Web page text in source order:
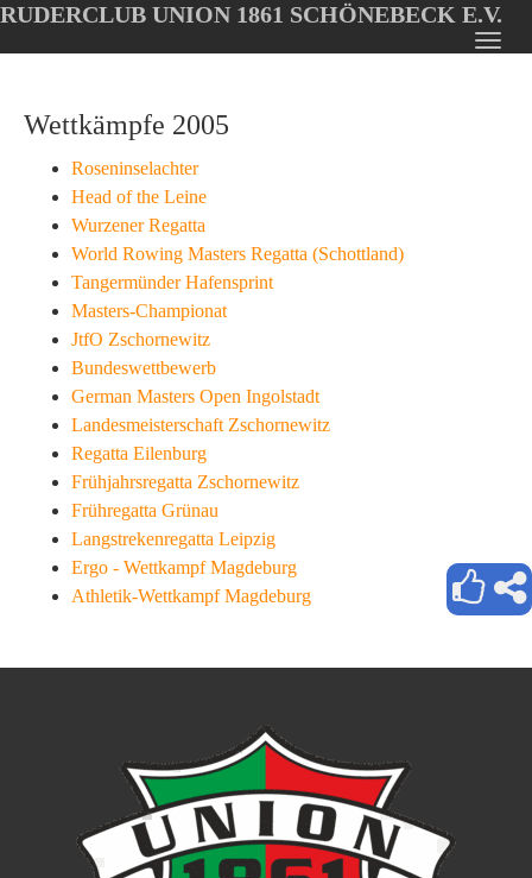
Oops, an error occurred! Code: 202608061926149ec2a739
main
RUDERCLUB UNION 1861 SCHÖNEBECK E.V.
Wettkämpfe 2005
Roseninselachter
Head of the Leine
Wurzener Regatta
World Rowing Masters Regatta (Schottland)
Tangermünder Hafensprint
Masters-Championat
JtfO Zschornewitz
Bundeswettbewerb
German Masters Open Ingolstadt
Landesmeisterschaft Zschornewitz
Regatta Eilenburg
Frühjahrsregatta Zschornewitz
Frühregatta Grünau
Langstrekenregatta Leipzig
Ergo - Wettkampf Magdeburg
Athletik-Wettkampf Magdeburg